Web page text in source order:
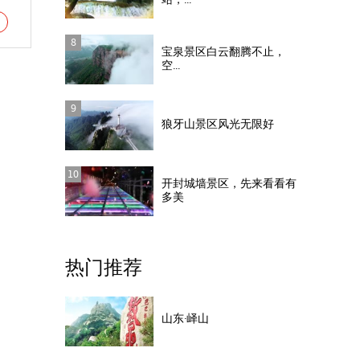
8
宝泉景区白云翻腾不止，
空...
9
狼牙山景区风光无限好
10
开封城墙景区，先来看看有
多美
热门推荐
山东·峄山